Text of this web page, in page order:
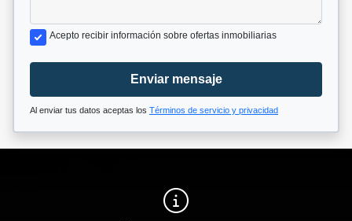
Acepto recibir información sobre ofertas inmobiliarias
Enviar mensaje
Al enviar tus datos aceptas los Términos de servicio y privacidad